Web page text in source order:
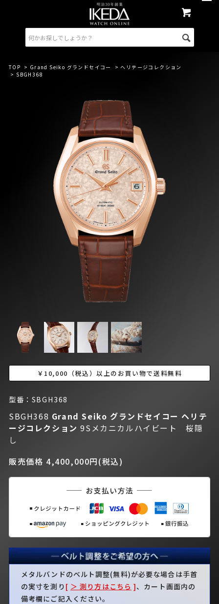
TOP > Grand Seiko グランドセイコー >ヘリテージコレクション
> SBGH368
￥10,000（税込）以上のお買い物で送料無料
型番：SBGH368
SBGH368 Grand Seiko グランドセイコー ヘリテ
ージコレクション9Sメカニカルハイビート 桜隠
し
販売価格 4,400,000円(税込)
メタルバンドのベルト調整(無料)が必要な場合は手首
の実寸を測り [ ＞ 測り方はこちら ]、カート画面内の
備考欄にご記入ください。